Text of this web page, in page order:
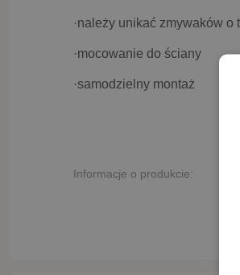
·należy unikać zmywaków
·mocowanie do ściany
·samodzielny montaż
Informacje o produkcie: